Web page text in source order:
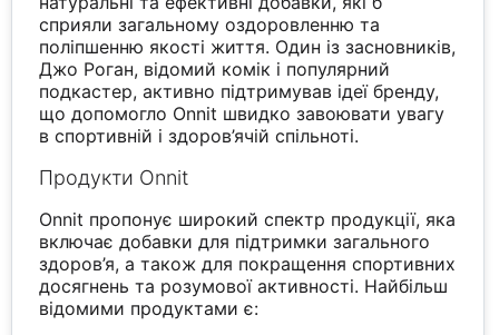
сприяли загальному оздоровленню та
поліпшенню якості життя. Один із засновників,
Джо Роган, відомий комік і популярний
подкастер, активно підтримував ідеї бренду,
що допомогло Onnit швидко завоювати увагу
в спортивній і здоров’ячій спільноті.
Продукти Onnit
Onnit пропонує широкий спектр продукції, яка
включає добавки для підтримки загального
здоров’я, а також для покращення спортивних
досягнень та розумової активності. Найбільш
відомими продуктами є: